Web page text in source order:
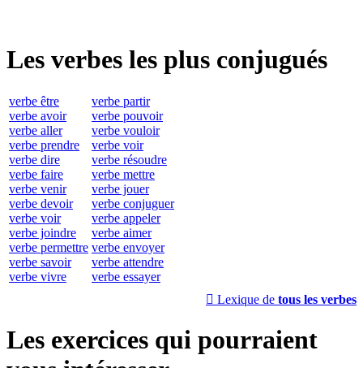
Les verbes les plus conjugués
verbe être
verbe avoir
verbe aller
verbe prendre
verbe dire
verbe faire
verbe venir
verbe devoir
verbe voir
verbe joindre
verbe permettre
verbe savoir
verbe vivre
verbe partir
verbe pouvoir
verbe vouloir
verbe voir
verbe résoudre
verbe mettre
verbe jouer
verbe conjuguer
verbe appeler
verbe aimer
verbe envoyer
verbe attendre
verbe essayer
 Lexique de tous les verbes
Les exercices qui pourraient